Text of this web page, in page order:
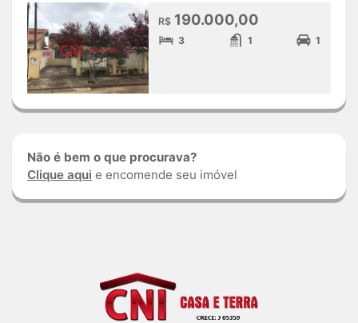
R$ 190.000,00
3 1 1
Não é bem o que procurava?
Clique aqui e encomende seu imóvel